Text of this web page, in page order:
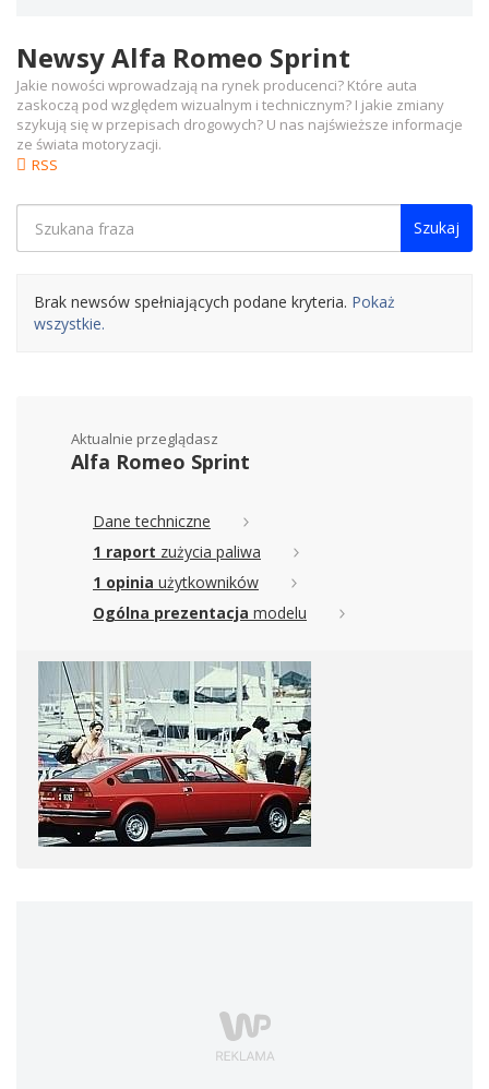
Newsy Alfa Romeo Sprint
RSS
Jakie nowości wprowadzają na rynek producenci? Które auta
zaskoczą pod względem wizualnym i technicznym? I jakie zmiany
szykują się w przepisach drogowych? U nas najświeższe informacje
ze świata motoryzacji.
Szukaj
Brak newsów spełniających podane kryteria. Pokaż
wszystkie.
Aktualnie przeglądasz
Alfa Romeo Sprint
Dane techniczne
1 raport zużycia paliwa
1 opinia użytkowników
Ogólna prezentacja modelu